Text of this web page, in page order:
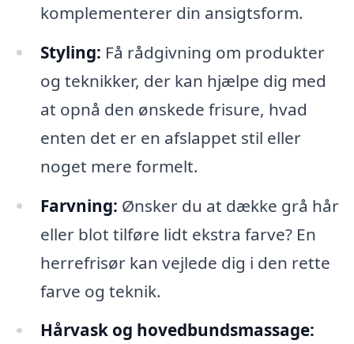
komplementerer din ansigtsform.
Styling: Få rådgivning om produkter
og teknikker, der kan hjælpe dig med
at opnå den ønskede frisure, hvad
enten det er en afslappet stil eller
noget mere formelt.
Farvning: Ønsker du at dække grå hår
eller blot tilføre lidt ekstra farve? En
herrefrisør kan vejlede dig i den rette
farve og teknik.
Hårvask og hovedbundsmassage: